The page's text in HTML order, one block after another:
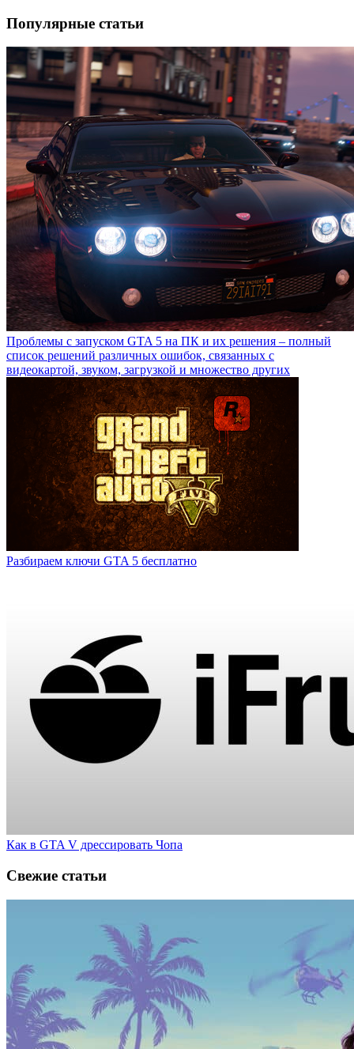
Популярные статьи
Проблемы с запуском GTA 5 на ПК и их решения – полный
список решений различных ошибок, связанных с
видеокартой, звуком, загрузкой и множество других
Разбираем ключи GTA 5 бесплатно
Как в GTA V дрессировать Чопа
Свежие статьи